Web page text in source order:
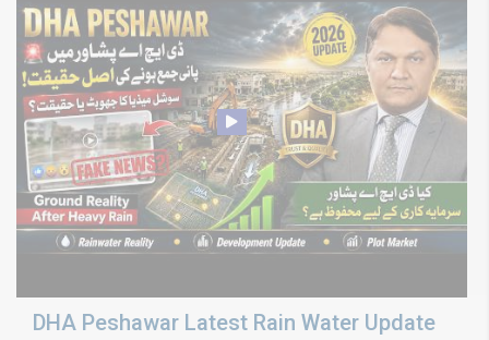
DHA Peshawar Latest Rain Water Update